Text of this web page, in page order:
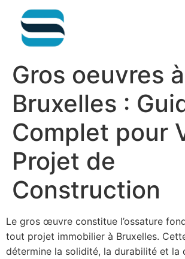
Gros oeuvres à
Bruxelles :
Complet pour
Projet de
Construction
Le gros œuvre constitue l’ossature
tout projet immobilier à Bruxelles.
détermine la solidité, la durabilité et la